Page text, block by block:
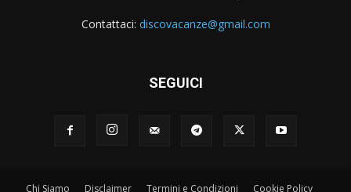
Contattaci: discovacanze@gmail.com
SEGUICI
Chi Siamo Disclaimer Termini e Condizioni Cookie Policy